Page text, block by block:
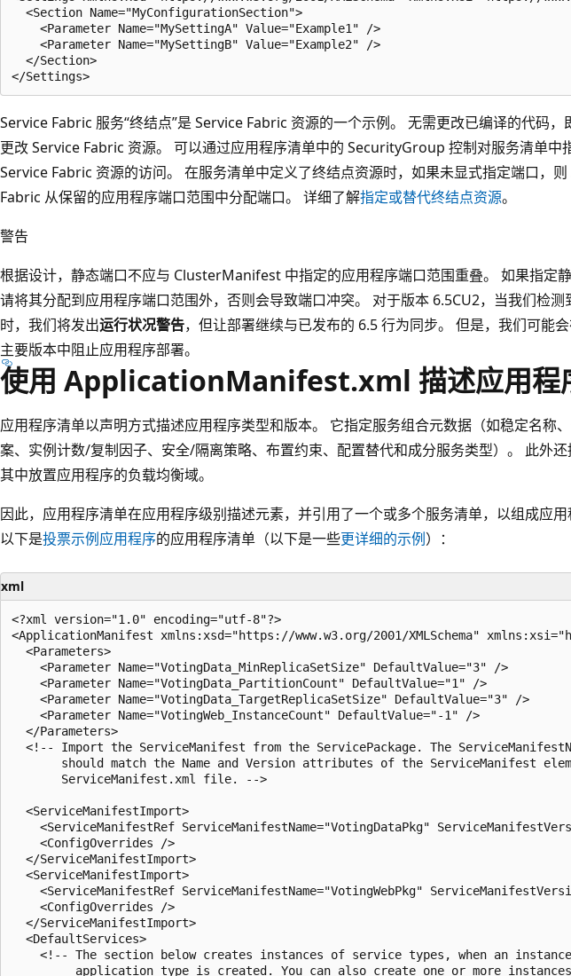
  <Section Name="MyConfigurationSection">
    <Parameter Name="MySettingA" Value="Example1" />
    <Parameter Name="MySettingB" Value="Example2" />
  </Section>
Service Fabric 服务“终结点”是 Service Fabric 资源的一个示例。 无需更改已编译的代码，
更改 Service Fabric 资源。 可以通过应用程序清单中的 SecurityGroup 控制对服务清单中
Service Fabric 资源的访问。 在服务清单中定义了终结点资源时，如果未显式指定端口，
Fabric 从保留的应用程序端口范围中分配端口。 详细了解指定或替代终结点资源。
警告
根据设计，静态端口不应与 ClusterManifest 中指定的应用程序端口范围重叠。 如果指定静
请将其分配到应用程序端口范围外，否则会导致端口冲突。 对于版本 6.5CU2，当我们检测
时，我们将发出运行状况警告，但让部署继续与已发布的 6.5 行为同步。 但是，我们可能
主要版本中阻止应用程序部署。
使用 ApplicationManifest.xml 描述应用程
应用程序清单以声明方式描述应用程序类型和版本。 它指定服务组合元数据（如稳定名称
案、实例计数/复制因子、安全/隔离策略、布置约束、配置替代和成分服务类型）。 此外
其中放置应用程序的负载均衡域。
因此，应用程序清单在应用程序级别描述元素，并引用了一个或多个服务清单，以组成应用
以下是投票示例应用程序的应用程序清单（以下是一些更详细的示例）：
xml
<?xml version="1.0" encoding="utf-8"?>
<ApplicationManifest xmlns:xsd="https://www.w3.org/2001/XMLSchema"
  <Parameters>
    <Parameter Name="VotingData_MinReplicaSetSize" DefaultValue="3" />
    <Parameter Name="VotingData_PartitionCount" DefaultValue="1" />
    <Parameter Name="VotingData_TargetReplicaSetSize" DefaultValue="3" />
    <Parameter Name="VotingWeb_InstanceCount" DefaultValue="-1" />
  </Parameters>
<!-- Import the ServiceManifest from the ServicePackage. The
should match the Name and Version attributes of the ServiceManifest
       ServiceManifest.xml file. -->
  <ServiceManifestImport>
<ServiceManifestRef ServiceManifestName="VotingDataPkg"
    <ConfigOverrides />
  </ServiceManifestImport>
  <ServiceManifestImport>
<ServiceManifestRef ServiceManifestName="VotingWebPkg"
    <ConfigOverrides />
  </ServiceManifestImport>
  <DefaultServices>
<!-- The section below creates instances of service types, when an
application type is created. You can also create one or more